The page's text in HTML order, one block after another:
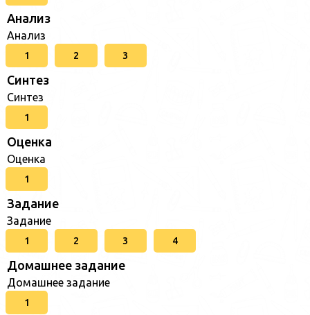
Анализ
Анализ
1 2 3
Синтез
Синтез
1
Оценка
Оценка
1
Задание
Задание
1 2 3 4
Домашнее задание
Домашнее задание
1